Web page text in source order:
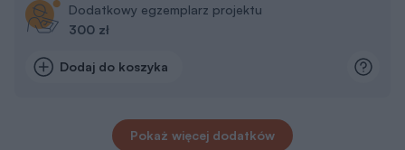
Dodatkowy egzemplarz projektu
300 zł
Dodaj do koszyka
Pokaż więcej dodatków